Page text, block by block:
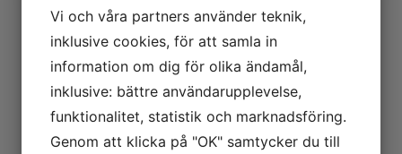
Design och material
Dörrnummer & dörrtyp
2 glasdörrar med gångjärn
Fötter / ben
Vi och våra partners använder teknik,
inklusive cookies, för att samla in
information om dig för olika ändamål,
inklusive: bättre användarupplevelse,
funktionalitet, statistik och marknadsföring.
Genom att klicka på "OK" samtycker du till